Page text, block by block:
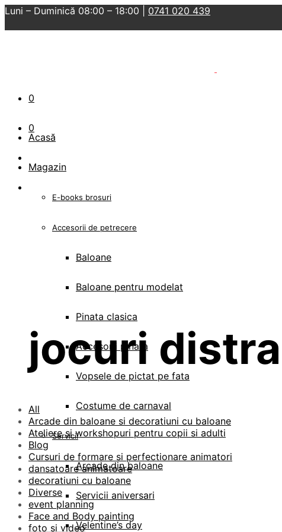
Luni – Duminică 08:00 – 18:00 | 0741 020 439
0
0
Acasă
Magazin
E-books brosuri
Accesorii de petrecere
Baloane
Baloane pentru modelat
Pinata clasica
Accesorii pinata
Vopsele de pictat pe fata
Costume de carnaval
Servicii
Arcade din baloane
Servicii aniversari
Velentine’s day
jocuri
All
Arcade din baloane si decoratiuni cu baloane
Ateliere si workshopuri pentru copii si adulti
Blog
Cursuri de formare si perfectionare animatori
dansatoare animatoare
decoratiuni cu baloane
Diverse
event planning
Face and Body painting
foto si video